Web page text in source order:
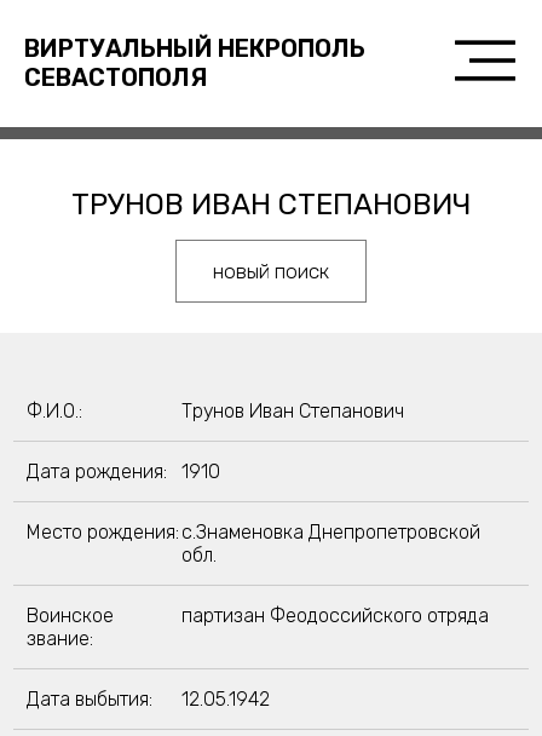
ВИРТУАЛЬНЫЙ НЕКРОПОЛЬ
СЕВАСТОПОЛЯ
ТРУНОВ ИВАН СТЕПАНОВИЧ
новый поиск
Ф.И.О.: Трунов Иван Степанович
Дата рождения: 1910
Место рождения: с.Знаменовка Днепропетровской
обл.
Воинское
звание:
партизан Феодоссийского отряда
Дата выбытия: 12.05.1942